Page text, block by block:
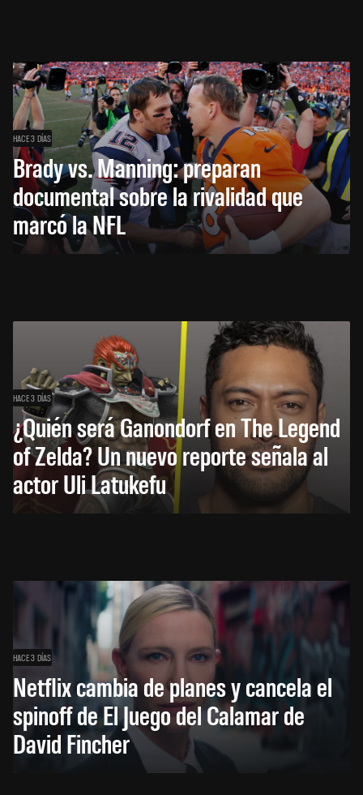
HACE 3 DÍAS
Brady vs. Manning: preparan
documental sobre la rivalidad que
marcó la NFL
HACE 3 DÍAS
¿Quién será Ganondorf en The Legend
of Zelda? Un nuevo reporte señala al
actor Uli Latukefu
HACE 3 DÍAS
Netflix cambia de planes y cancela el
spinoff de El Juego del Calamar de
David Fincher